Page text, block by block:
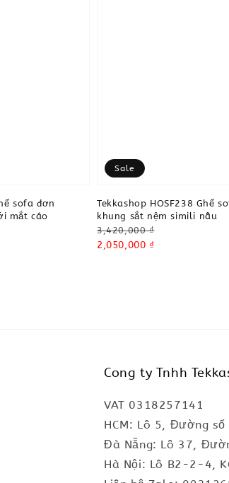
sofa đơn
mắt cáo
Sale
Tekkashop HOSF238 Ghế
khung sắt nệm simili nâu
Regular
price
3,420,000 ₫
Sale
2,050,000 ₫
Cong ty Tnhh
VAT 0318257141
HCM: Lô 5, Đường
Đà Nẵng: Lô 37,
Hà Nội: Lô B2-2-4,